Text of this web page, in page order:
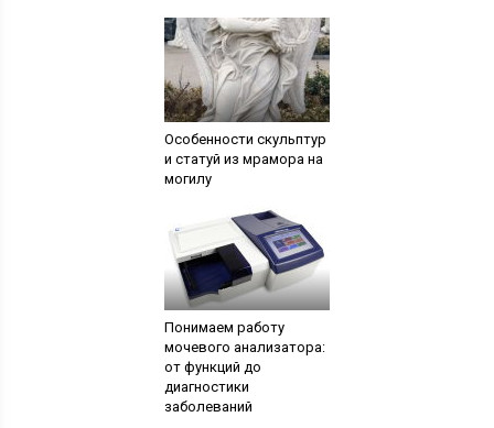
Особенности скульптур
и статуй из мрамора на
могилу
Понимаем работу
мочевого анализатора:
от функций до
диагностики
заболеваний